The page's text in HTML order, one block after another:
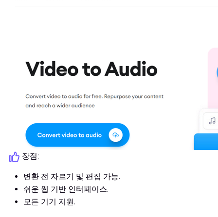
장점:
변환 전 자르기 및 편집 가능.
쉬운 웹 기반 인터페이스.
모든 기기 지원.